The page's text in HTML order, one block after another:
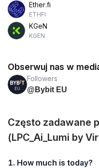
Ether.fi
ETHFI
KGeN
KGEN
Obserwuj nas w
Followers
@Bybit EU
Często zadawane
(LPC_Ai_Lumi by
1. How much is today?